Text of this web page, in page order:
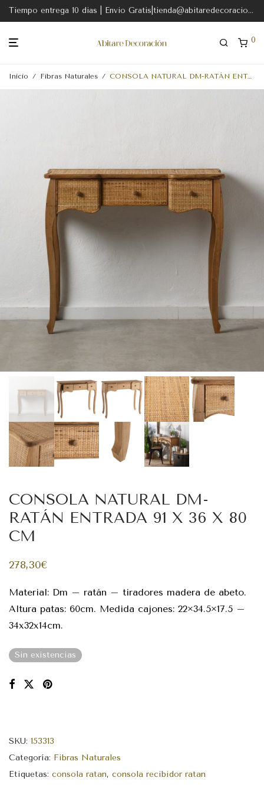
Tiempo entrega 10 dias | Envio Gratis|tienda@abitaredecoracion.com
0
Inicio / Fibras Naturales / CONSOLA NATURAL DM-RATÁN ENTRADA 91 X 36 X 80 CM
CONSOLA NATURAL DM-
RATÁN ENTRADA 91 X 36 X 80
CM
278,30€
Material: Dm – ratán – tiradores madera de abeto.
Altura patas: 60cm. Medida cajones: 22×34.5×17.5 –
34x32x14cm.
Sin existencias
SKU: 153313
Categoría: Fibras Naturales
Etiquetas: consola ratan, consola recibidor ratan